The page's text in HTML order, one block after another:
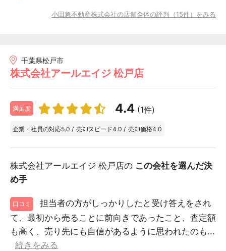
小田急不動産株式会社の店舗全体の評判（15件）をみる
千葉県松戸市
株式会社アールエイジ 松戸店
満足度 4.4 (1件)
企業・社員の対応5.0 / 売却スピード4.0 / 売却価格4.0
株式会社アールエイジ 松戸店の この会社を選んだ決
め手
口コミ
担当者の方がしっかりしたと受け答えをされ
て、最初から売ることに前向きであったこと、査定額
も高く、売り先にも自信があるように思われたのも...
続きをみる